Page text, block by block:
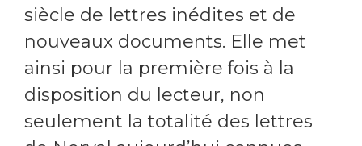
siècle de lettres inédites et de
nouveaux documents. Elle met
ainsi pour la première fois à la
disposition du lecteur, non
seulement la totalité des lettres